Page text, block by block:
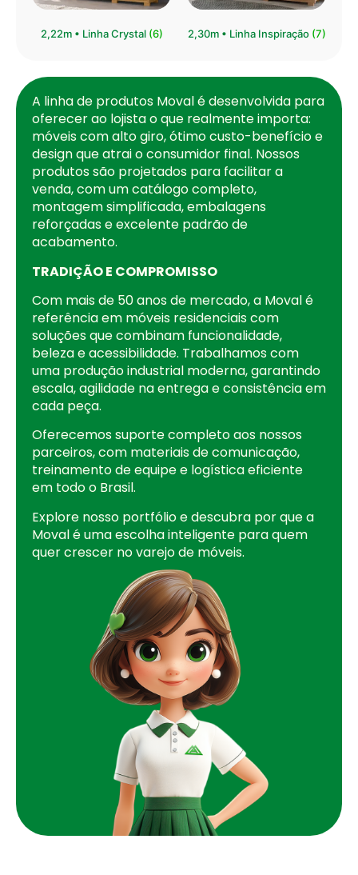
2,22m • Linha Crystal (6) 2,30m • Linha Inspiração (7)
A linha de produtos Moval é desenvolvida para
oferecer ao lojista o que realmente importa:
móveis com alto giro, ótimo custo-benefício e
design que atrai o consumidor final. Nossos
produtos são projetados para facilitar a
venda, com um catálogo completo,
montagem simplificada, embalagens
reforçadas e excelente padrão de
acabamento.
TRADIÇÃO E COMPROMISSO
Com mais de 50 anos de mercado, a Moval é
referência em móveis residenciais com
soluções que combinam funcionalidade,
beleza e acessibilidade. Trabalhamos com
uma produção industrial moderna, garantindo
escala, agilidade na entrega e consistência em
cada peça.
Oferecemos suporte completo aos nossos
parceiros, com materiais de comunicação,
treinamento de equipe e logística eficiente
em todo o Brasil.
Explore nosso portfólio e descubra por que a
Moval é uma escolha inteligente para quem
quer crescer no varejo de móveis.